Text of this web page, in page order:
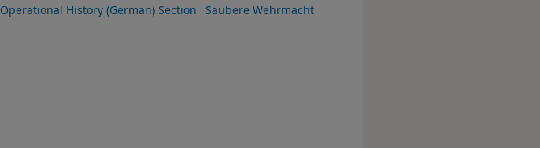
Operational History (German) Section
Saubere Wehrmacht